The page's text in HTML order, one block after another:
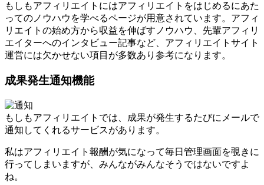
もしもアフィリエイトにはアフィリエイトをはじめるにあた
ってのノウハウを学べるページが用意されています。アフィ
リエイトの始め方から収益を伸ばすノウハウ、先輩アフィリ
エイターへのインタビュー記事など、アフィリエイトサイト
運営には欠かせない項目が多数あり参考になります。
成果発生通知機能
もしもアフィリエイトでは、成果が発生するたびにメールで
通知してくれるサービスがあります。
私はアフィリエイト報酬が気になって毎日管理画面を覗きに
行ってしまいますが、みんながみんなそうではないですよ
ね。